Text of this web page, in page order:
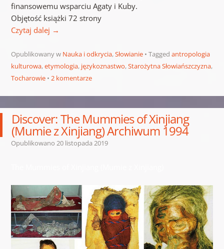
finansowemu wsparciu Agaty i Kuby.
Objętość książki 72 strony
Czytaj dalej →
Opublikowany w Nauka i odkrycia,Słowianie Tagged antropologia
kulturowa,etymologia, językoznastwo,Starożytna Słowiańszczyzna,
Tocharowie
2 komentarze
Discover: The Mummies of Xinjiang
(Mumie z Xinjiang) Archiwum 1994
Opublikowano 20 listopada 2019